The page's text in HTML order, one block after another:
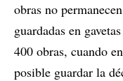
obras no
guardadas en
400 obras, cuando
posible guardar la